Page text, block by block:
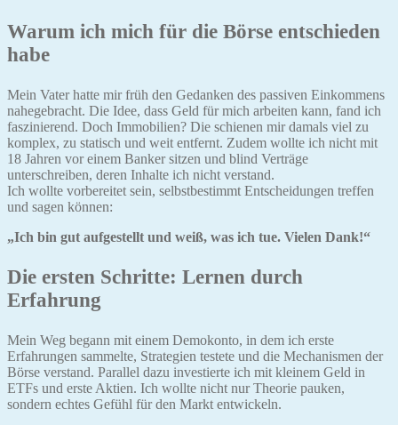
Warum ich mich für die Börse entschieden
habe
Mein Vater hatte mir früh den Gedanken des passiven Einkommens
nahegebracht. Die Idee, dass Geld für mich arbeiten kann, fand ich
faszinierend. Doch Immobilien? Die schienen mir damals viel zu
komplex, zu statisch und weit entfernt. Zudem wollte ich nicht mit
18 Jahren vor einem Banker sitzen und blind Verträge
unterschreiben, deren Inhalte ich nicht verstand.
Ich wollte vorbereitet sein, selbstbestimmt Entscheidungen treffen
und sagen können:
„Ich bin gut aufgestellt und weiß, was ich tue. Vielen Dank!“
Die ersten Schritte: Lernen durch
Erfahrung
Mein Weg begann mit einem Demokonto, in dem ich erste
Erfahrungen sammelte, Strategien testete und die Mechanismen der
Börse verstand. Parallel dazu investierte ich mit kleinem Geld in
ETFs und erste Aktien. Ich wollte nicht nur Theorie pauken,
sondern echtes Gefühl für den Markt entwickeln.